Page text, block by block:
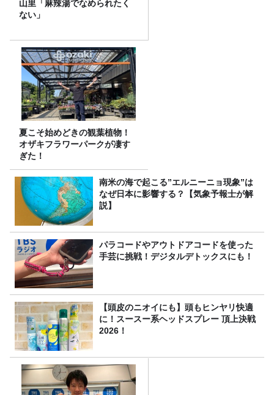
山里「麻辣湯でなめられたく
ない」
夏こそ始めどきの観葉植物！
オザキフラワーパークが凄す
ぎた！
南米の海で起こる”エルニーニョ現象”は
なぜ日本に影響する？【気象予報士が解
説】
パラコードやアウトドアコードを使った
手芸に挑戦！デジタルデトックスにも！
【頭皮のニオイにも】頭もヒンヤリ快適
に！スースー系ヘッドスプレー 頂上決戦
2026！